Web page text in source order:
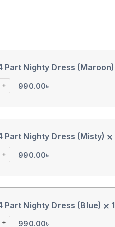
Part Nighty Dress (Maroon)
+ 990.00৳
Part Nighty Dress (Misty)
+ 990.00৳
Part Nighty Dress (Blue) 1
+ 990.00৳